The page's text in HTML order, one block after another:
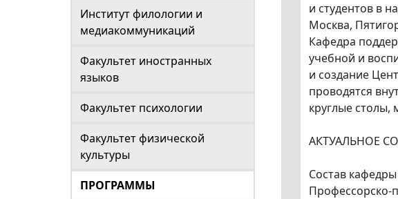
Институт филологии и
медиакоммуникаций
Факультет иностранных
языков
Факультет психологии
Факультет физической
культуры
ПРОГРАММЫ
и студентов в
Москва,
Кафедра
учебной и
и создание
проводятся
круглые столы,
АКТУАЛЬНОЕ
Состав кафедры
Профессорско-